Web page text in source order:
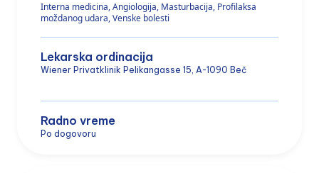
Interna medicina, Angiologija, Masturbacija, Profilaksa
moždanog udara, Venske bolesti
Lekarska ordinacija
Wiener Privatklinik Pelikangasse 15, A-1090 Beč
Radno vreme
Po dogovoru